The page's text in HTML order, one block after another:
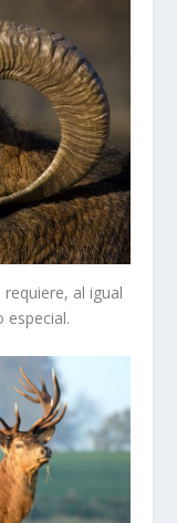
requiere, al igual
especial.